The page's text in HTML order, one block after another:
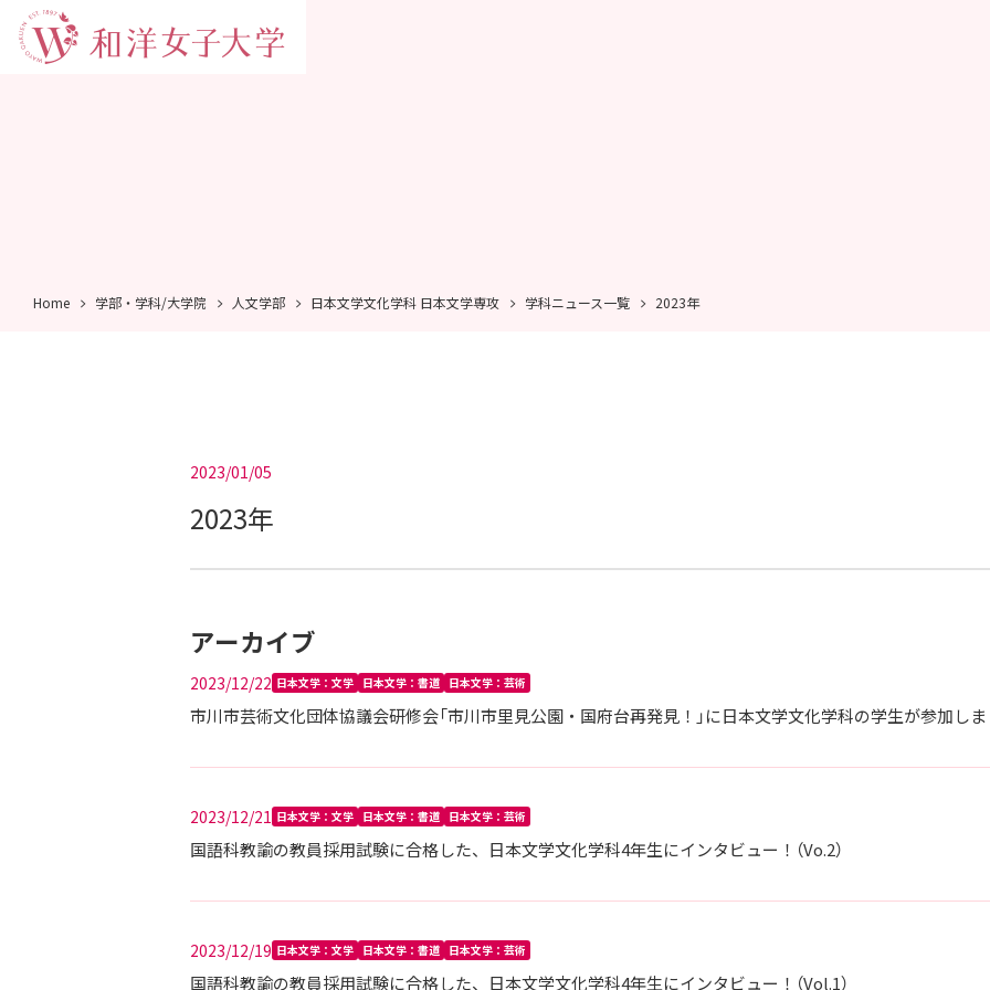
Home 学部・学科/大学院 人文学部 日本文学文化学科 日本文学専攻 学科ニュース一覧 2023年
2023/01/05
2023年
アーカイブ
2023/12/22 日本文学：文学 日本文学：書道 日本文学：芸術
市川市芸術文化団体協議会研修会「市川市里見公園・国府台再発見！」に日本文学文化学科の学生が参加し
2023/12/21 日本文学：文学 日本文学：書道 日本文学：芸術
国語科教諭の教員採用試験に合格した、日本文学文化学科4年生にインタビュー！（Vo.2）
2023/12/19 日本文学：文学 日本文学：書道 日本文学：芸術
国語科教諭の教員採用試験に合格した、日本文学文化学科4年生にインタビュー！（Vol.1）